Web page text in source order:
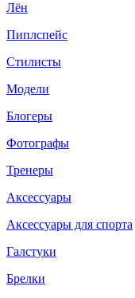
Лён
Пиплспейс
Стилисты
Модели
Блогеры
Фотографы
Тренеры
Аксессуары
Аксессуары для спорта
Галстуки
Брелки